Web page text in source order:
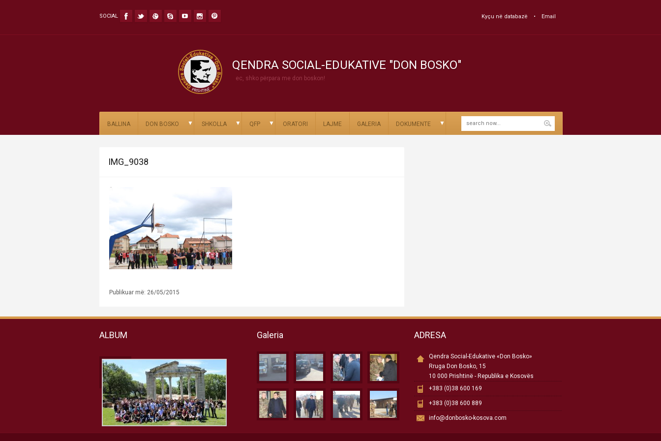
SOCIAL Kyçu në databazë Email
QENDRA SOCIAL-EDUKATIVE "DON BOSKO"
ec, shko përpara me don boskon!
BALLINA DON BOSKO ▼ SHKOLLA ▼ QFP ▼ ORATORI LAJME GALERIA DOKUMENTE ▼
IMG_9038
Publikuar më: 26/05/2015
ALBUM Galeria ADRESA
Qendra Social-Edukative «Don Bosko»
Rruga Don Bosko, 15
10 000 Prishtinë - Republika e Kosovës
+383 (0)38 600 169
+383 (0)38 600 889
info@donbosko-kosova.com